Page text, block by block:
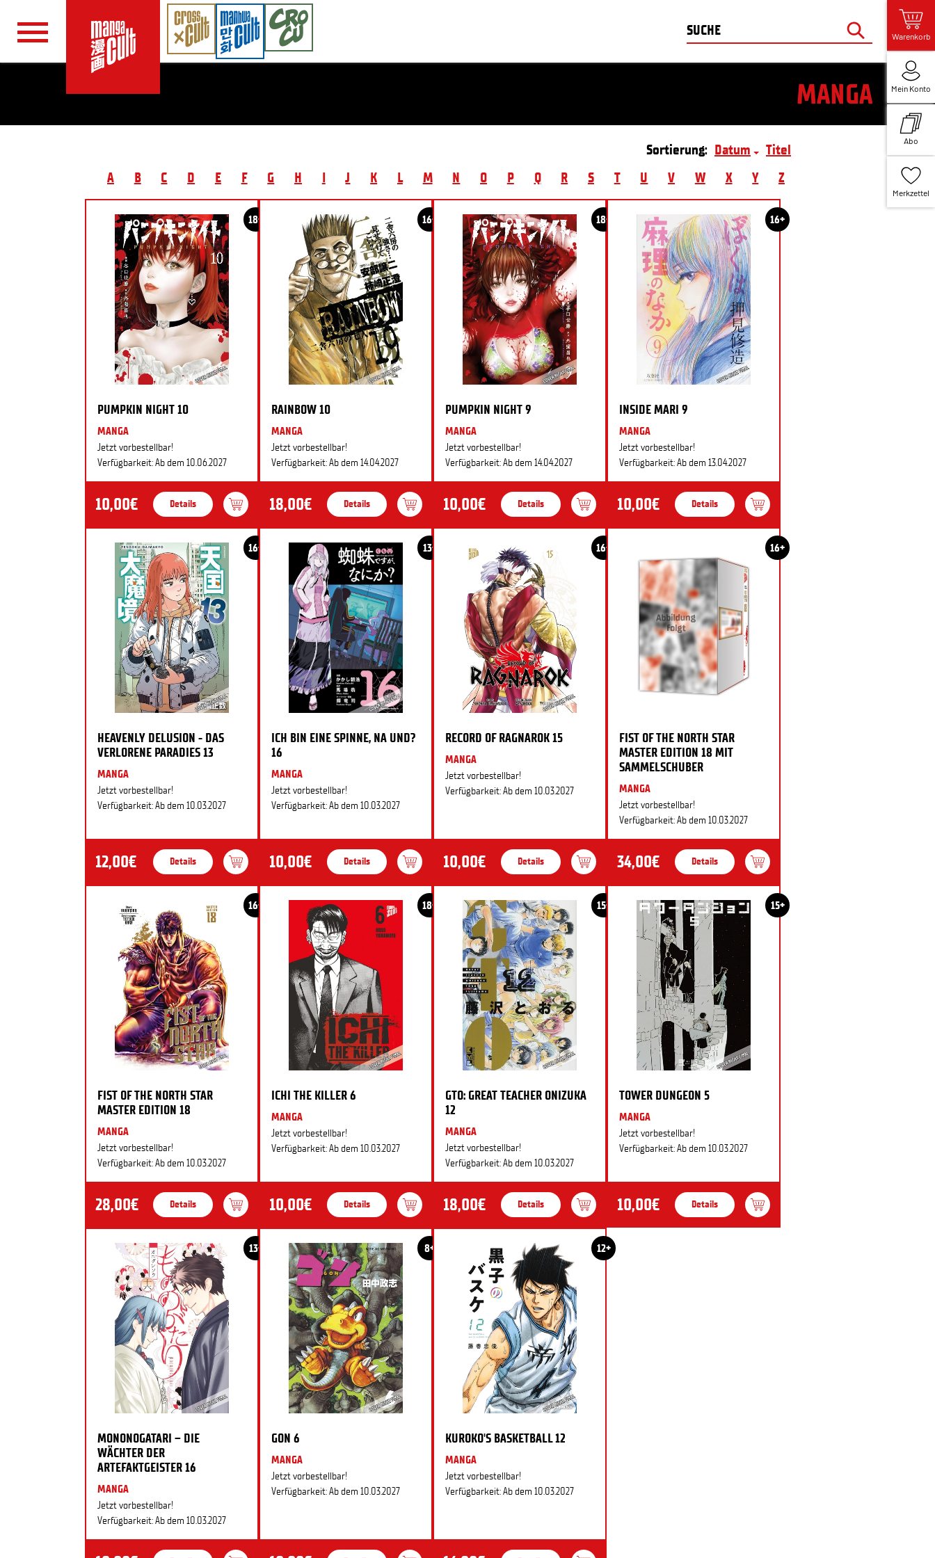
Warenkorb
Mein Konto
Abo
Merkzettel
MANGA
Sortierung: Datum
Titel
A
B C D E F G H I J K L M N O P Q R S T U V W X Y Z
18+
PUMPKIN NIGHT 10
MANGA
Jetzt vorbestellbar!
Verfügbarkeit: Ab dem 10.06.2027
10,00€ Details
16+
RAINBOW 10
MANGA
Jetzt vorbestellbar!
Verfügbarkeit: Ab dem 14.04.2027
18,00€ Details
18+
PUMPKIN NIGHT 9
MANGA
Jetzt vorbestellbar!
Verfügbarkeit: Ab dem 14.04.2027
10,00€ Details
16+
INSIDE MARI 9
MANGA
Jetzt vorbestellbar!
Verfügbarkeit: Ab dem 13.04.2027
10,00€ Details
16+
HEAVENLY DELUSION - DAS
VERLORENE PARADIES 13
MANGA
Jetzt vorbestellbar!
Verfügbarkeit: Ab dem 10.03.2027
12,00€ Details
13+
ICH BIN EINE SPINNE, NA UND?
16
MANGA
Jetzt vorbestellbar!
Verfügbarkeit: Ab dem 10.03.2027
10,00€ Details
16+
RECORD OF RAGNAROK 15
MANGA
Jetzt vorbestellbar!
Verfügbarkeit: Ab dem 10.03.2027
10,00€ Details
16+
FIST OF THE NORTH STAR
MASTER EDITION 18 MIT
SAMMELSCHUBER
MANGA
Jetzt vorbestellbar!
Verfügbarkeit: Ab dem 10.03.2027
34,00€ Details
16+
FIST OF THE NORTH STAR
MASTER EDITION 18
MANGA
Jetzt vorbestellbar!
Verfügbarkeit: Ab dem 10.03.2027
28,00€ Details
18+
ICHI THE KILLER 6
MANGA
Jetzt vorbestellbar!
Verfügbarkeit: Ab dem 10.03.2027
10,00€ Details
15+
GTO: GREAT TEACHER ONIZUKA
12
MANGA
Jetzt vorbestellbar!
Verfügbarkeit: Ab dem 10.03.2027
18,00€ Details
15+
TOWER DUNGEON 5
MANGA
Jetzt vorbestellbar!
Verfügbarkeit: Ab dem 10.03.2027
10,00€ Details
13+
MONONOGATARI – DIE
WÄCHTER DER
ARTEFAKTGEISTER 16
MANGA
Jetzt vorbestellbar!
Verfügbarkeit: Ab dem 10.03.2027
8+
GON 6
MANGA
Jetzt vorbestellbar!
Verfügbarkeit: Ab dem 10.03.2027
12+
KUROKO'S BASKETBALL 12
MANGA
Jetzt vorbestellbar!
Verfügbarkeit: Ab dem 10.03.2027